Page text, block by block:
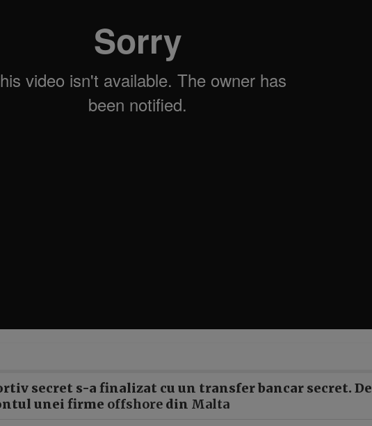
secret s-a finalizat cu un transfer bancar secret. De
unei firme offshore din Malta